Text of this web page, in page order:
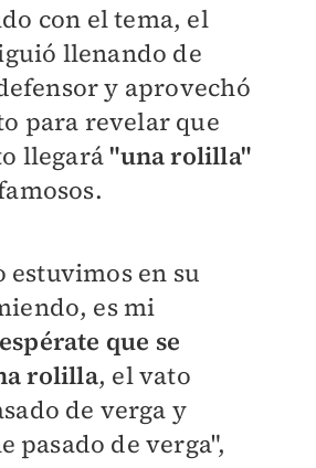
con el tema, el
llenando de
y aprovechó
para revelar que
llegará"una rolilla"
estuvimos en su
es mi
espérate que se
rolilla, el vato
de verga y
pasado de verga",